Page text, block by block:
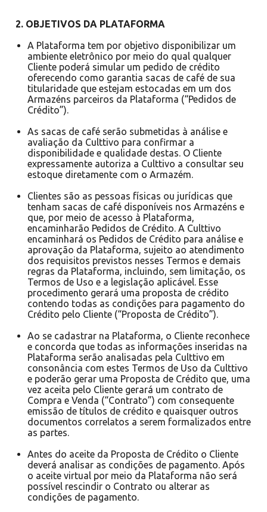
2. OBJETIVOS DA PLATAFORMA
A Plataforma tem por objetivo disponibilizar um
ambiente eletrônico por meio do qual qualquer
Cliente poderá simular um pedido de crédito
oferecendo como garantia sacas de café de sua
titularidade que estejam estocadas em um dos
Armazéns parceiros da Plataforma (“Pedidos de
Crédito”).
As sacas de café serão submetidas à análise e
avaliação da Culttivo para confirmar a
disponibilidade e qualidade destas. O Cliente
expressamente autoriza a Culttivo a consultar seu
estoque diretamente com o Armazém.
Clientes são as pessoas físicas ou jurídicas que
tenham sacas de café disponíveis nos Armazéns e
que, por meio de acesso à Plataforma,
encaminharão Pedidos de Crédito. A Culttivo
encaminhará os Pedidos de Crédito para análise e
aprovação da Plataforma, sujeito ao atendimento
dos requisitos previstos nesses Termos e demais
regras da Plataforma, incluindo, sem limitação, os
Termos de Uso e a legislação aplicável. Esse
procedimento gerará uma proposta de crédito
contendo todas as condições para pagamento do
Crédito pelo Cliente (“Proposta de Crédito”).
Ao se cadastrar na Plataforma, o Cliente reconhece
e concorda que todas as informações inseridas na
Plataforma serão analisadas pela Culttivo em
consonância com estes Termos de Uso da Culttivo
e poderão gerar uma Proposta de Crédito que, uma
vez aceita pelo Cliente gerará um contrato de
Compra e Venda (“Contrato”) com consequente
emissão de títulos de crédito e quaisquer outros
documentos correlatos a serem formalizados entre
as partes.
Antes do aceite da Proposta de Crédito o Cliente
deverá analisar as condições de pagamento. Após
o aceite virtual por meio da Plataforma não será
possível rescindir o Contrato ou alterar as
condições de pagamento.